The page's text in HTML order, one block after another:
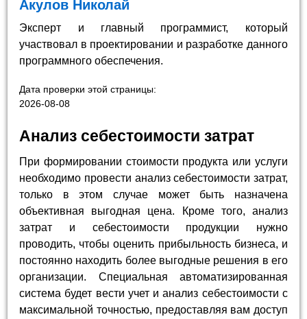
Акулов Николай
Эксперт и главный программист, который
участвовал в проектировании и разработке данного
программного обеспечения.
Дата проверки этой страницы:
2026-08-08
Анализ себестоимости затрат
При формировании стоимости продукта или услуги
необходимо провести анализ себестоимости затрат,
только в этом случае может быть назначена
объективная выгодная цена. Кроме того, анализ
затрат и себестоимости продукции нужно
проводить, чтобы оценить прибыльность бизнеса, и
постоянно находить более выгодные решения в его
организации. Специальная автоматизированная
система будет вести учет и анализ себестоимости с
максимальной точностью, предоставляя вам доступ